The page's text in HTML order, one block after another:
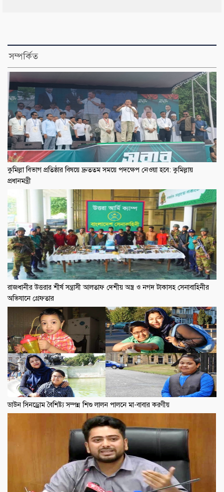
সম্পর্কিত
কুমিল্লা বিভাগ প্রতিষ্ঠার বিষয়ে দ্রুততম সময়ে পদক্ষেপ নেওয়া হবে: কুমিল্লায়
প্রধানমন্ত্রী
রাজধানীর উত্তরার শীর্ষ সন্ত্রাসী আলতাফ দেশীয় অস্ত্র ও নগদ টাকাসহ সেনাবাহিনীর
অভিযানে গ্রেফতার
ডাউন সিনড্রোম বৈশিষ্ট্য সম্পন্ন শিশু লালন পালনে মা-বাবার করণীয়